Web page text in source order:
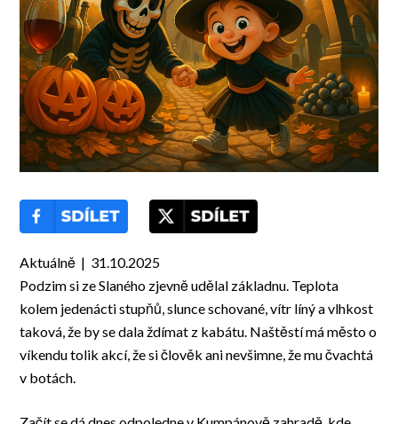
Aktuálně | 31.10.2025
Podzim si ze Slaného zjevně udělal základnu. Teplota
kolem jedenácti stupňů, slunce schované, vítr líný a vlhkost
taková, že by se dala ždímat z kabátu. Naštěstí má město o
víkendu tolik akcí, že si člověk ani nevšimne, že mu čvachtá
v botách.